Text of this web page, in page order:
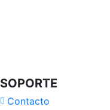
SOPORTE
Contacto